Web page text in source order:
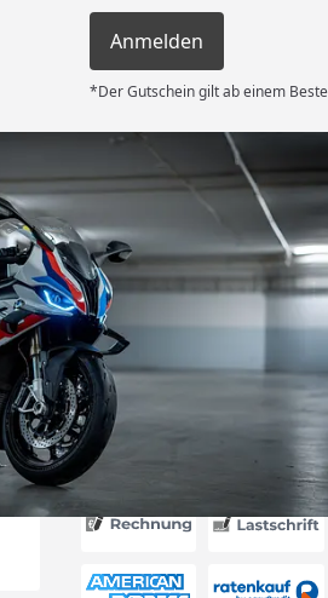
Anmelden
*Der Gutschein gilt ab einem
Versand
Akzeptierte